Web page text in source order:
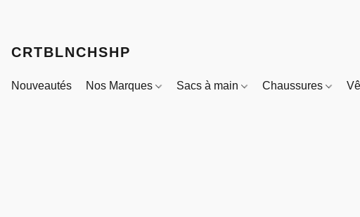
CRTBLNCHSHP
Nouveautés Nos Marques Sacs à main Chaussures